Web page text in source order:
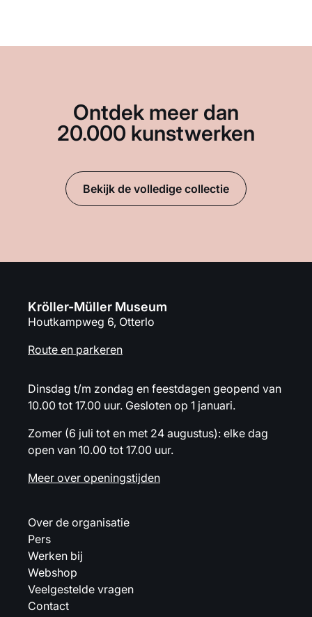
Ontdek meer dan
20.000 kunstwerken
Bekijk de volledige collectie
Kröller-Müller Museum
Houtkampweg 6, Otterlo
Route en parkeren
Dinsdag t/m zondag en feestdagen geopend van
10.00 tot 17.00 uur. Gesloten op 1 januari.
Zomer (6 juli tot en met 24 augustus): elke dag
open van 10.00 tot 17.00 uur.
Meer over openingstijden
Over de organisatie
Pers
Werken bij
Webshop
Veelgestelde vragen
Contact